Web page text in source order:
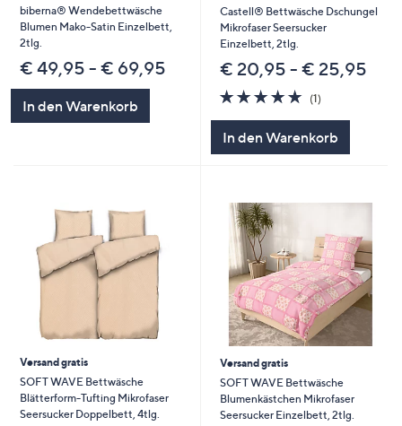
diese
anzuzeigen.
biberna® Wendebettwäsche
Blumen Mako-Satin Einzelbett,
2tlg.
€ 49,95 - € 69,95
In den Warenkorb
Castell® Bettwäsche Dschungel
Mikrofaser Seersucker
Einzelbett, 2tlg.
€ 20,95 - € 25,95
5.0
von
(1)1
In den Warenkorb
Versand gratis
SOFT WAVE Bettwäsche
Blätterform-Tufting Mikrofaser
Seersucker Doppelbett, 4tlg.
Versand gratis
SOFT WAVE Bettwäsche
Blumenkästchen Mikrofaser
Seersucker Einzelbett, 2tlg.